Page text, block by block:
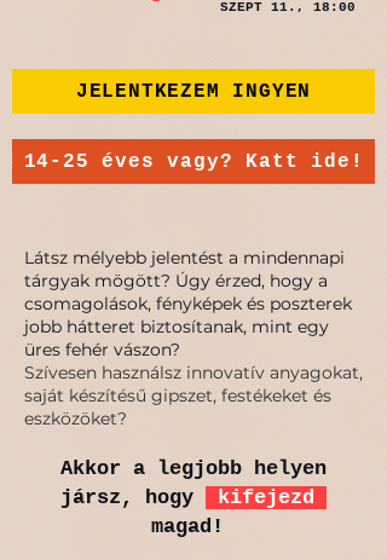
SZEPT 11., 18:00
JELENTKEZEM INGYEN
14-25 éves vagy? Katt ide!
Látsz mélyebb jelentést a mindennapi
tárgyak mögött? Úgy érzed, hogy a
csomagolások, fényképek és poszterek
jobb hátteret biztosítanak, mint egy
üres fehér vászon?
Szívesen használsz innovatív anyagokat,
saját készítésű gipszet, festékeket és
eszközöket?
Akkor a legjobb helyen
jársz, hogy
kifejezd
magad!